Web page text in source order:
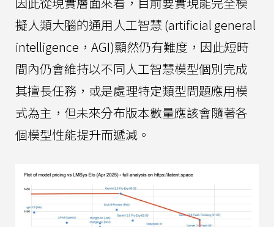
擬人類大腦的通用人工智慧 (artificial general
intelligence，AGI)顯然仍有難度，因此短時
間內仍會維持以不同人工智慧模型個別完成
其擅長任務，或是處理特定類型問題應用模
式為主，但未來分布版本數量應該會隨著各
個模型性能提升而遞減。